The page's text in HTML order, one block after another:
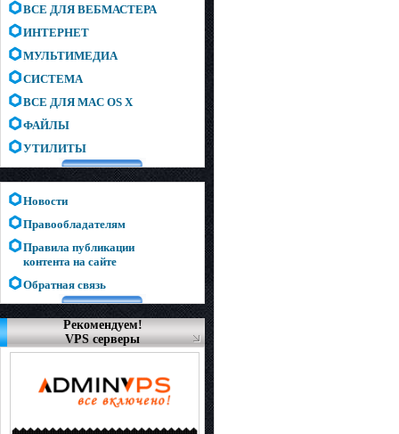
ВСЕ ДЛЯ ВЕБМАСТЕРА
ИНТЕРНЕТ
МУЛЬТИМЕДИА
СИСТЕМА
ВСЕ ДЛЯ MAC OS X
ФАЙЛЫ
УТИЛИТЫ
Новости
Правообладателям
Правила публикации
контента на сайте
Обратная связь
Рекомендуем!
VPS серверы